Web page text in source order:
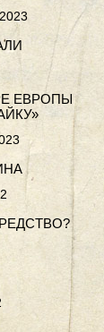
ЕВРОПЫ